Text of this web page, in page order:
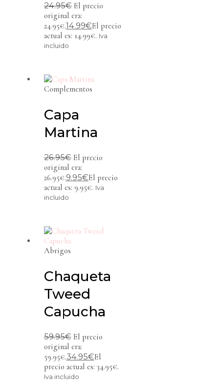
24.95€ El precio
original era:
24.95€.14.99€El precio
actual es: 14.99€. Iva
incluido
Complementos
Capa
Martina
26.95€ El precio
original era:
26.95€.9.95€El precio
actual es: 9.95€. Iva
incluido
Abrigos
Chaqueta
Tweed
Capucha
59.95€ El precio
original era:
59.95€.34.95€El
precio actual es: 34.95€.
Iva incluido